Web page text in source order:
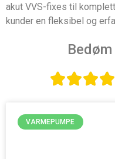
akut VVS-fixes til
kunder en fleksibel og
VARMEPUMPE